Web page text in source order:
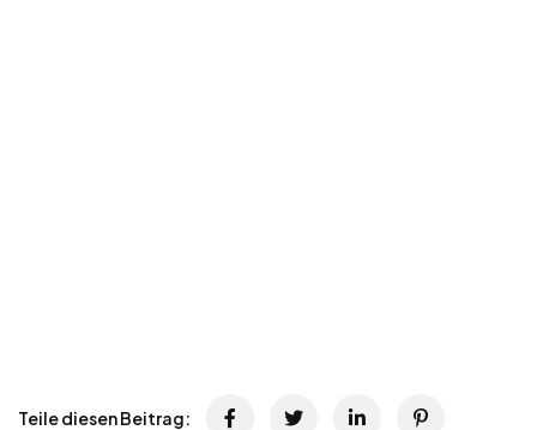
Teile diesen Beitrag: